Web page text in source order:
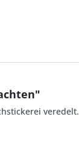
veredelt.